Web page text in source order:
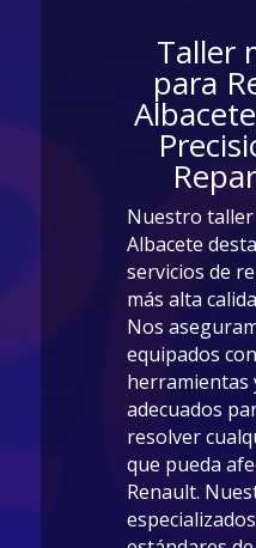
Taller
para
Nuestro
Albacete
servicios de
más alta
Nos
equipados
herramientas
adecuados
resolver
que pueda
Renault.